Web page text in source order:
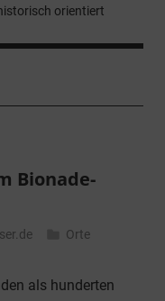
orientiert
Bionade-
Orte
als hunderten